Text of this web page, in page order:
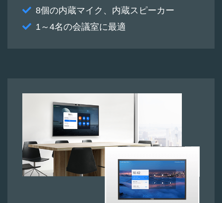
8個の内蔵マイク、内蔵スピーカー
1～4名の会議室に最適